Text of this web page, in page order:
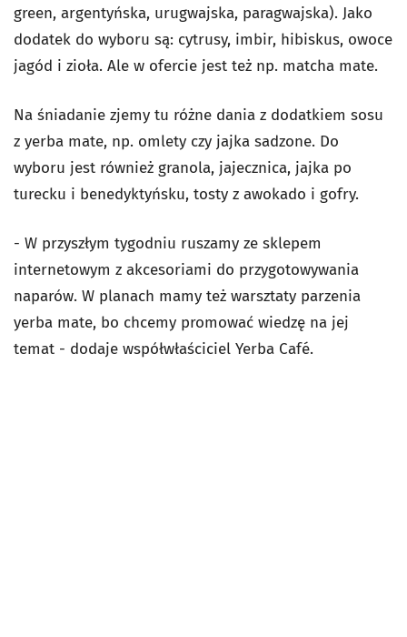
green, argentyńska, urugwajska, paragwajska). Jako
dodatek do wyboru są: cytrusy, imbir, hibiskus, owoce
jagód i zioła. Ale w ofercie jest też np. matcha mate.
Na śniadanie zjemy tu różne dania z dodatkiem sosu
z yerba mate, np. omlety czy jajka sadzone. Do
wyboru jest również granola, jajecznica, jajka po
turecku i benedyktyńsku, tosty z awokado i gofry.
- W przyszłym tygodniu ruszamy ze sklepem
internetowym z akcesoriami do przygotowywania
naparów. W planach mamy też warsztaty parzenia
yerba mate, bo chcemy promować wiedzę na jej
temat - dodaje współwłaściciel Yerba Café.